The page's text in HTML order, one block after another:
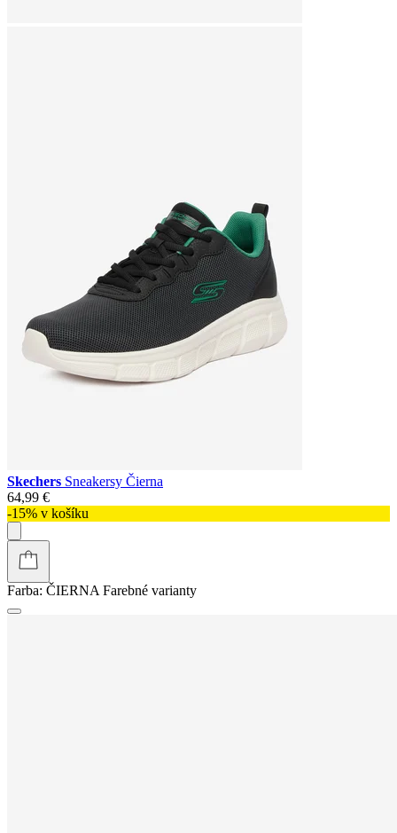
Skechers Sneakersy Čierna
64,99 €
-15% v košíku
Farba: ČIERNA Farebné varianty